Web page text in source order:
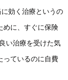
効く治療というの
めに、すぐに保険
い治療を受けた気
っているのに自費